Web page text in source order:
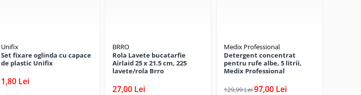
Unifix
Set fixare oglinda cu capace
de plastic Unifix
1,80 Lei
BRRO
Rola Lavete bucatarfie
Airlaid 25 x 21.5 cm, 225
lavete/rola Brro
27,00 Lei
Medix Professional
Detergent concentrat
pentru rufe albe, 5 litrii,
Medix Professional
129,99 Lei97,00 Lei